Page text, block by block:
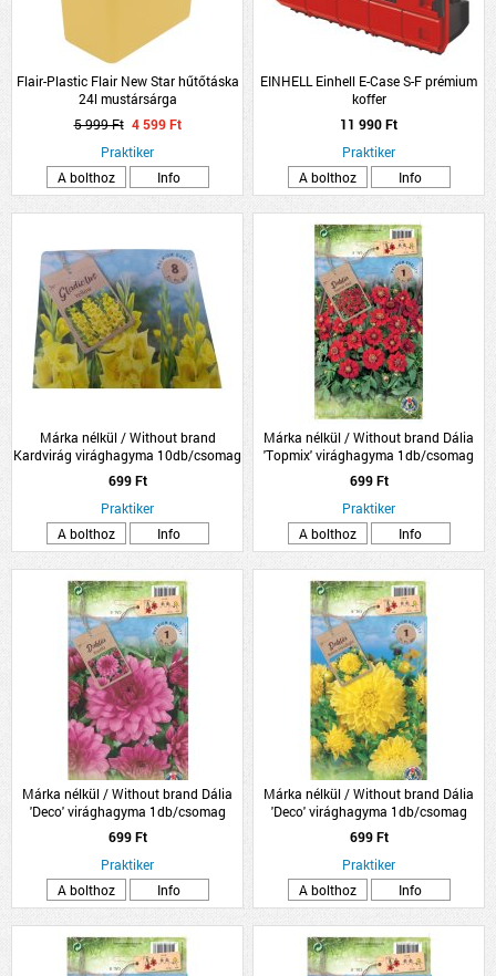
Flair-Plastic Flair New Star hűtőtáska
24l mustársárga
5 999 Ft 4 599 Ft
Praktiker
A bolthoz
Info
EINHELL Einhell E-Case S-F prémium
koffer
11 990 Ft
Praktiker
A bolthoz
Info
Márka nélkül / Without brand
Kardvirág virághagyma 10db/csomag
sárga
699 Ft
Praktiker
A bolthoz
Info
Márka nélkül / Without brand Dália
'Topmix' virághagyma 1db/csomag
piros
699 Ft
Praktiker
A bolthoz
Info
Márka nélkül / Without brand Dália
'Deco' virághagyma 1db/csomag
rózsaszín
699 Ft
Praktiker
A bolthoz
Info
Márka nélkül / Without brand Dália
'Deco' virághagyma 1db/csomag
sárga
699 Ft
Praktiker
A bolthoz
Info